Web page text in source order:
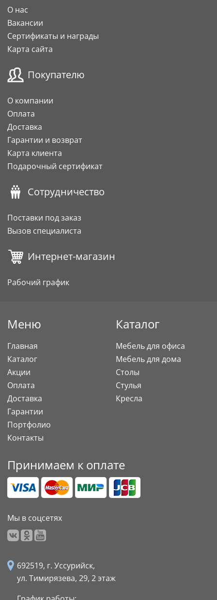
О нас
Вакансии
Сертификаты и награды
Карта сайта
Покупателю
О компании
Оплата
Доставка
Гарантии и возврат
Карта клиента
Подарочный сертификат
Сотрудничество
Поставки под заказ
Вызов специалиста
Интернет-магазин
Рабочий график
Меню
Главная
Каталог
Акции
Оплата
Доставка
Гарантии
Портфолио
Контакты
Каталог
Мебель для офиса
Мебель для дома
Столы
Стулья
Кресла
Принимаем к оплате
Мы в соцсетях
692519, г. Уссурийск,
ул. Тимирязева, 29, 2 этаж